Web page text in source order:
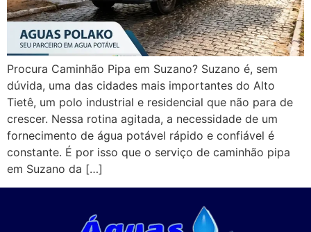
Procura Caminhão Pipa em Suzano? Suzano é, sem
dúvida, uma das cidades mais importantes do Alto
Tietê, um polo industrial e residencial que não para de
crescer. Nessa rotina agitada, a necessidade de um
fornecimento de água potável rápido e confiável é
constante. É por isso que o serviço de caminhão pipa
em Suzano da […]